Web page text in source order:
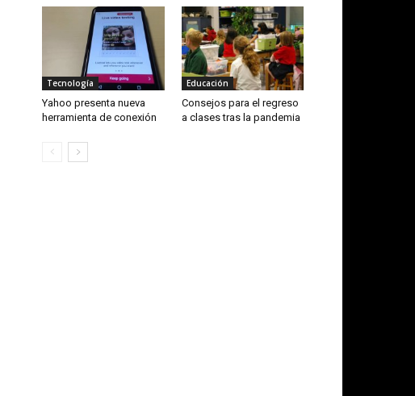
Tecnología
Yahoo presenta nueva
herramienta de conexión
Educación
Consejos para el regreso
a clases tras la pandemia